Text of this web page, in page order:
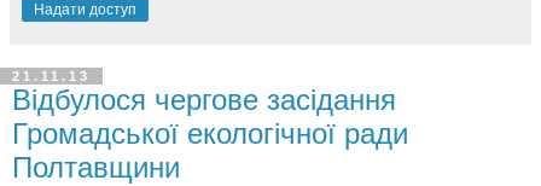
Надати доступ
21.11.13
Відбулося чергове засідання
Громадської екологічної ради
Полтавщини